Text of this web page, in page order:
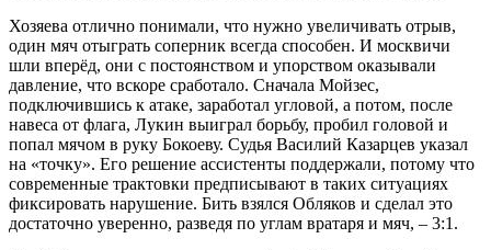
Хозяева отлично понимали, что нужно увеличивать отрыв,
один мяч отыграть соперник всегда способен. И москвичи
шли вперёд, они с постоянством и упорством оказывали
давление, что вскоре сработало. Сначала Мойзес,
подключившись к атаке, заработал угловой, а потом, после
навеса от флага, Лукин выиграл борьбу, пробил головой и
попал мячом в руку Бокоеву. Судья Василий Казарцев указал
на «точку». Его решение ассистенты поддержали, потому что
современные трактовки предписывают в таких ситуациях
фиксировать нарушение. Бить взялся Обляков и сделал это
достаточно уверенно, разведя по углам вратаря и мяч, – 3:1.